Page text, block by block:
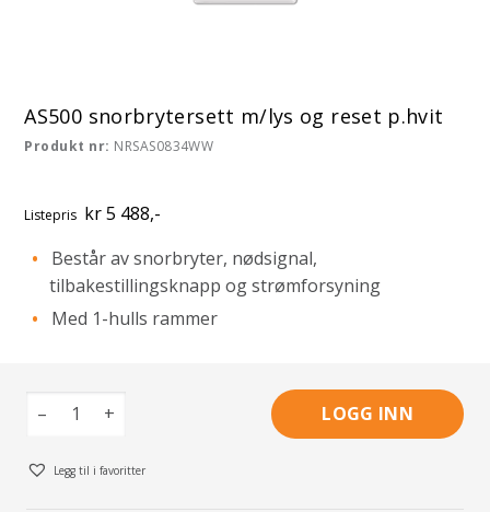
AS500 snorbrytersett m/lys og reset p.hvit
Produkt nr: NRSAS0834WW
Listepris kr 5 488,-
Består av snorbryter, nødsignal,
tilbakestillingsknapp og strømforsyning
Med 1-hulls rammer
– + LOGG INN
Legg til i favoritter